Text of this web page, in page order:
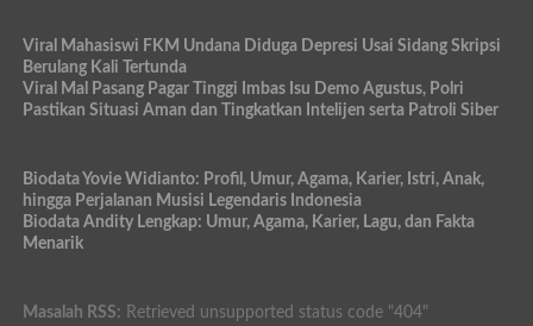
Viral Mahasiswi FKM Undana Diduga Depresi Usai Sidang Skripsi
Berulang Kali Tertunda
Viral Mal Pasang Pagar Tinggi Imbas Isu Demo Agustus, Polri
Pastikan Situasi Aman dan Tingkatkan Intelijen serta Patroli Siber
Biodata Yovie Widianto: Profil, Umur, Agama, Karier, Istri, Anak,
hingga Perjalanan Musisi Legendaris Indonesia
Biodata Andity Lengkap: Umur, Agama, Karier, Lagu, dan Fakta
Menarik
Masalah RSS: Retrieved unsupported status code "404"